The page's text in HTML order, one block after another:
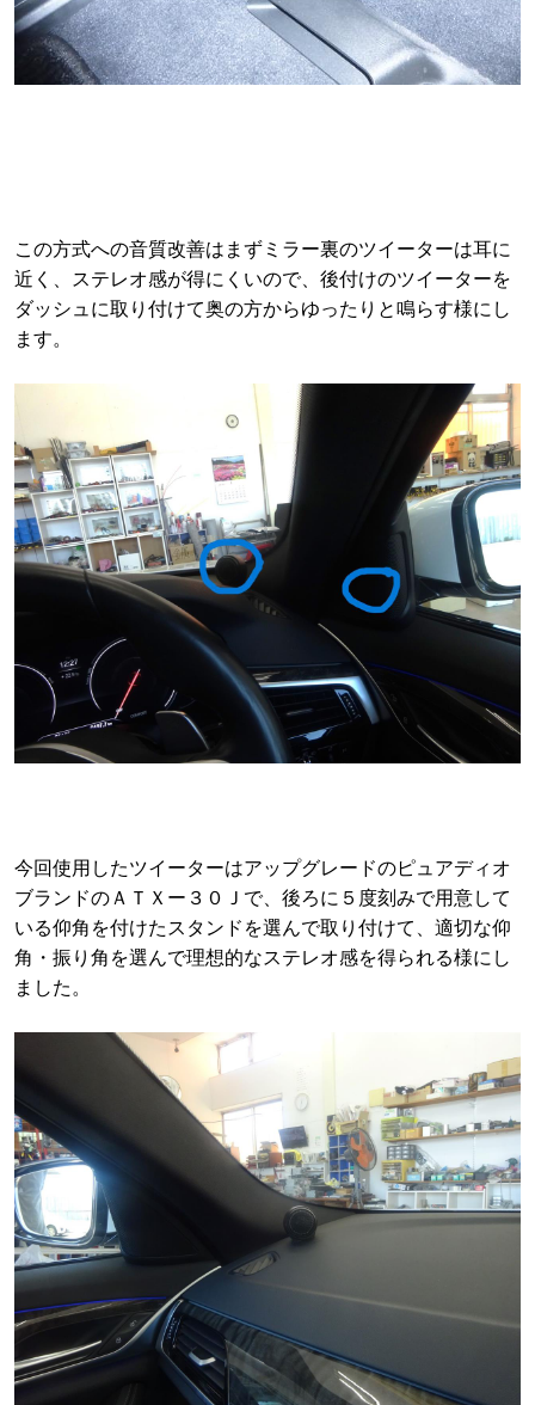
この方式への音質改善はまずミラー裏のツイーターは耳に
近く、ステレオ感が得にくいので、後付けのツイーターを
ダッシュに取り付けて奥の方からゆったりと鳴らす様にし
ます。
今回使用したツイーターはアップグレードのピュアディオ
ブランドのＡＴＸー３０Ｊで、後ろに５度刻みで用意して
いる仰角を付けたスタンドを選んで取り付けて、適切な仰
角・振り角を選んで理想的なステレオ感を得られる様にし
ました。